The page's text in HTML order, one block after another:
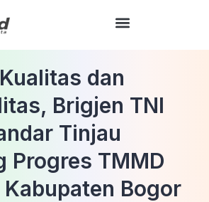
dan
Brigjen TNI
Tinjau
Progres TMMD
Bogor